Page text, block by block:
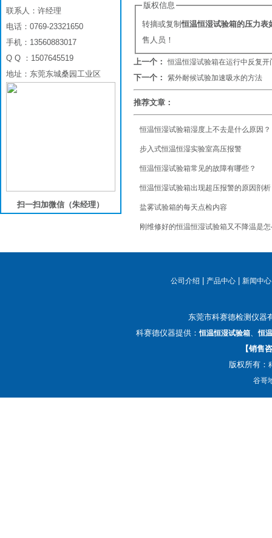
版权信息
转摘或复制恒温恒湿试验箱的压力表
售人员！
上一个：恒温恒湿试验箱在运行中反复开
下一个： 紫外耐候试验加速吸水的方法
推荐文章：
恒温恒湿试验箱湿度上不去是什么原因？
步入式恒温恒湿实验室高压报警
恒温恒湿试验箱常见的故障有哪些？
恒温恒湿试验箱出现超压报警的原因剖析
盐雾试验箱的每天点检内容
刚维修好的恒温恒湿试验箱又不降温是
联系人：许经理
电话：0769-23321650
手机：13560883017
Q Q ：1507645519
地址：东莞东城桑园工业区
扫一扫加微信（朱经理）
公司介绍 | 产品中心 |新闻中心
东莞市科赛德检测仪
科赛德仪器提供：恒温恒湿试验箱 、恒
【销售
版权所有：
谷哥